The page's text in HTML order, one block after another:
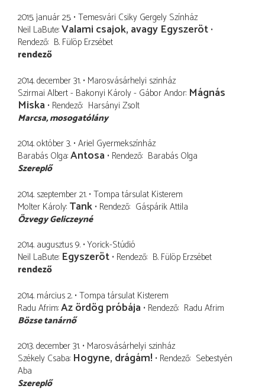
2015. január 25. Temesvári Csiky Gergely Színház
Neil LaBute Valami csajok, avagy Egyszeröt
Rendező B. Fülöp Erzsébet
rendező
2014. december 31. Marosvásárhelyi szinház
Szirmai Albert - Bakonyi Károly - Gábor Andor Mágnás
Miska Rendező Harsányi Zsolt
Marcsa mosogatólány
2014. október 3. Ariel Gyermekszínház
Barabás Olga Antosa Rendező Barabás Olga
Szereplő
2014. szeptember 21. Tompa társulat Kisterem
Molter Károly Tank Rendező Gáspárik Attila
Özvegy Geliczeyné
2014. augusztus 9. Yorick-Stúdió
Neil LaBute Egyszeröt Rendező B. Fülöp Erzsébet
rendező
2014. március 2. Tompa társulat Kisterem
Radu Afrim Az ördög próbája Rendező Radu Afrim
Bözse tanárnő
2013. december 31. Marosvásárhelyi szinház
Székely Csaba Hogyne, drágám! Rendező Sebestyén
Aba
Szereplő